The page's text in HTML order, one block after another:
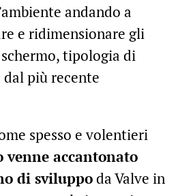
andando a
e ridimensionare gli
tipologia di
più recente
spesso e volentieri
venne accantonato
di sviluppoda Valve in